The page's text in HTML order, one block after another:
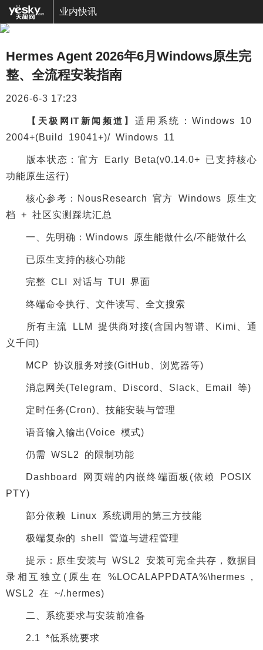
业内快讯
Hermes Agent 2026年6月Windows原生完
整、全流程安装指南
2026-6-3 17:23
【天极网IT新闻频道】 适用系统：Windows 10
2004+(Build 19041+)/ Windows 11
版本状态：官方 Early Beta(v0.14.0+ 已支持核心
功能原生运行)
核心参考：NousResearch 官方 Windows 原生文
档 + 社区实测踩坑汇总
一、先明确：Windows 原生能做什么/不能做什么
已原生支持的核心功能
完整 CLI 对话与 TUI 界面
终端命令执行、文件读写、全文搜索
所有主流 LLM 提供商对接(含国内智谱、Kimi、通
义千问)
MCP 协议服务对接(GitHub、浏览器等)
消息网关(Telegram、Discord、Slack、Email 等)
定时任务(Cron)、技能安装与管理
语音输入输出(Voice 模式)
仍需 WSL2 的限制功能
Dashboard 网页端的内嵌终端面板(依赖 POSIX
PTY)
部分依赖 Linux 系统调用的第三方技能
极端复杂的 shell 管道与进程管理
提示：原生安装与 WSL2 安装可完全共存，数据目
录相互独立(原生在 %LOCALAPPDATA%\hermes，
WSL2 在 ~/.hermes)
二、系统要求与安装前准备
2.1 *低系统要求